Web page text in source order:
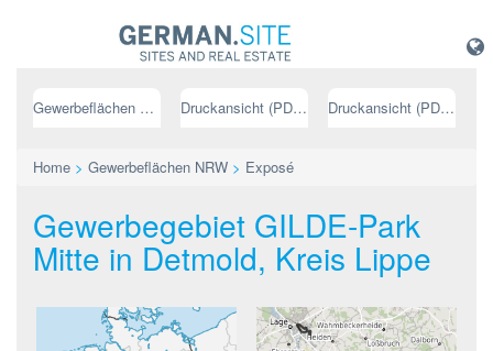
Gewerbeflächen NRW Druckansicht (PDF) // deutsch Druckansicht (PDF) // englisch
Home > Gewerbeflächen NRW > Exposé
Gewerbegebiet GILDE-Park
Mitte in Detmold, Kreis Lippe